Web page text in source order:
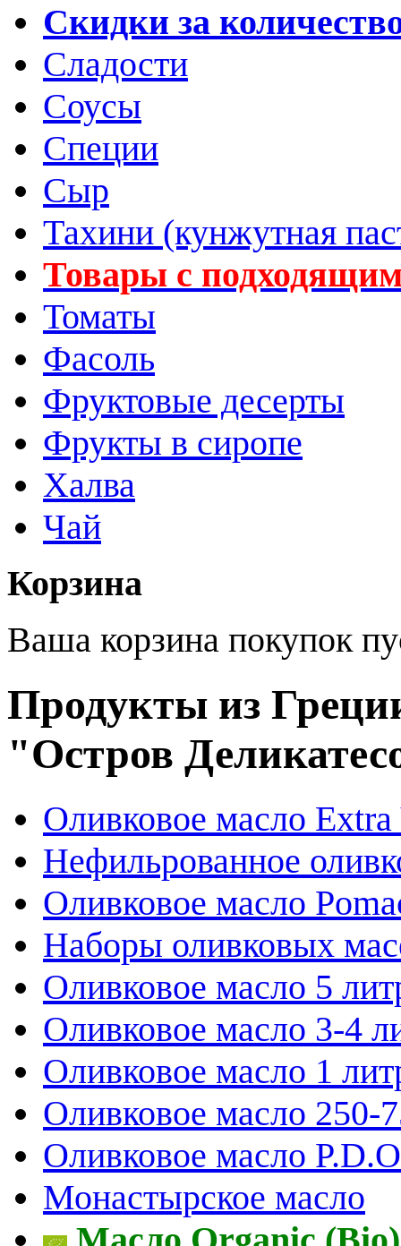
Скидки за
Сладости
Соусы
Специи
Сыр
Тахини (кунжутная
Товары с
Томаты
Фасоль
Фруктовые десерты
Фрукты в сиропе
Халва
Чай
Корзина
Ваша корзина покупок
Продукты из
"Остров
Оливковое масло
Нефильрованное
Оливковое масло
Наборы оливковых
Оливковое масло 5
Оливковое масло 3-4
Оливковое масло 1
Оливковое масло 250-
Оливковое масло
Монастырское масло